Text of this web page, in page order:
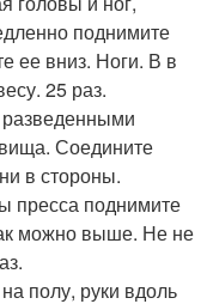
поднимите
ее вниз. Ноги. В в
25 раз.
Соедините
в стороны.
пресса поднимите
можно выше. Не не
полу, руки вдоль